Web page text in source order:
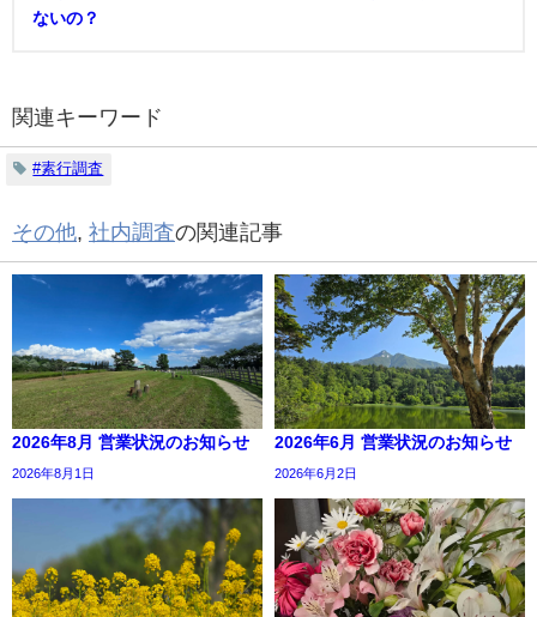
ないの？
関連キーワード
#素行調査
その他, 社内調査の関連記事
2026年8月 営業状況のお知らせ
2026年8月1日
2026年6月 営業状況のお知らせ
2026年6月2日